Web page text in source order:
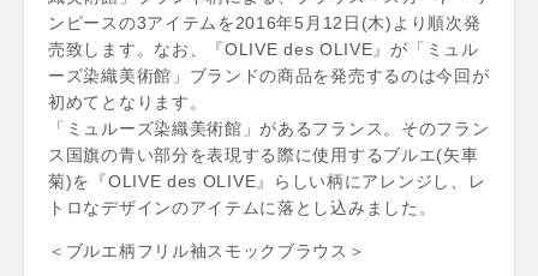
ンピースの3アイテムを2016年5月12日(木)より順次発
売致します。なお、『OLIVE des OLIVE』が「ミュル
ーズ染織美術館」ブランドの商品を発売するのは今回が
初めてとなります。
「ミュルーズ染織美術館」があるフランス。そのフラン
ス国旗の青い部分を表現する際に使用するブルエ(矢車
菊)を『OLIVE des OLIVE』らしい柄にアレンジし、レ
トロなデザインのアイテムに落とし込みました。
＜ブルエ柄フリル袖スモックブラウス＞